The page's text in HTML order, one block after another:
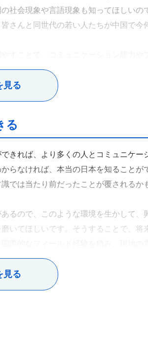
社会現象や言語現象も知ってほしいの
さんと同世代の若い人たちが中国で今
音や語彙学習に役立つ中国語のアプリ
せた形で勉強の意欲を高め、より効果
見る
る
きれば、より多くの人とコミュニケー
らなければ、本当の日本を知ることが
では当たり前だったことが覆されるか
るので、このような環境を生かして、
いてほしいです。そうすることで、将
と同時に、自国文化を客観的にとらえ
見る